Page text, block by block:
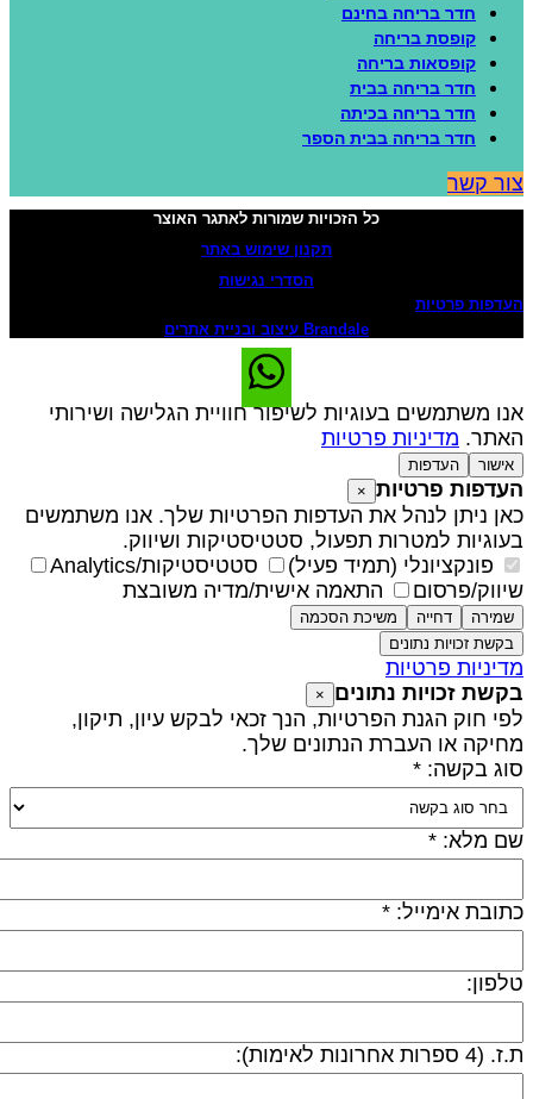
חדר בריחה בחינם
קופסת בריחה
קופסאות בריחה
חדר בריחה בבית
חדר בריחה בכיתה
חדר בריחה בבית הספר
קשר
כל הזכויות שמורות לאתגר האוצר
תקנון שימוש באתר
הסדרי נגישות
פרטיות
Brandale עיצוב ובניית אתרים
משתמשים בעוגיות לשיפור חוויית הגלישה ושירותי
מדיניות פרטיות
אישור העדפות
פרטיות ×
ניתן לנהל את העדפות הפרטיות שלך. אנו משתמשים
למטרות תפעול, סטטיסטיקות ושיווק.
פונקציונלי (תמיד פעיל)
סטטיסטיקות/Analytics
פרסום
התאמה אישית/מדיה משובצת
שמירה דחייה
משיכת הסכמה
בקשת זכויות נתונים
פרטיות
זכויות נתונים
חוק הגנת הפרטיות, הנך זכאי לבקש עיון, תיקון,
או העברת הנתונים שלך.
בקשה: *
מלא: *
אימייל: *
ספרות אחרונות לאימות):